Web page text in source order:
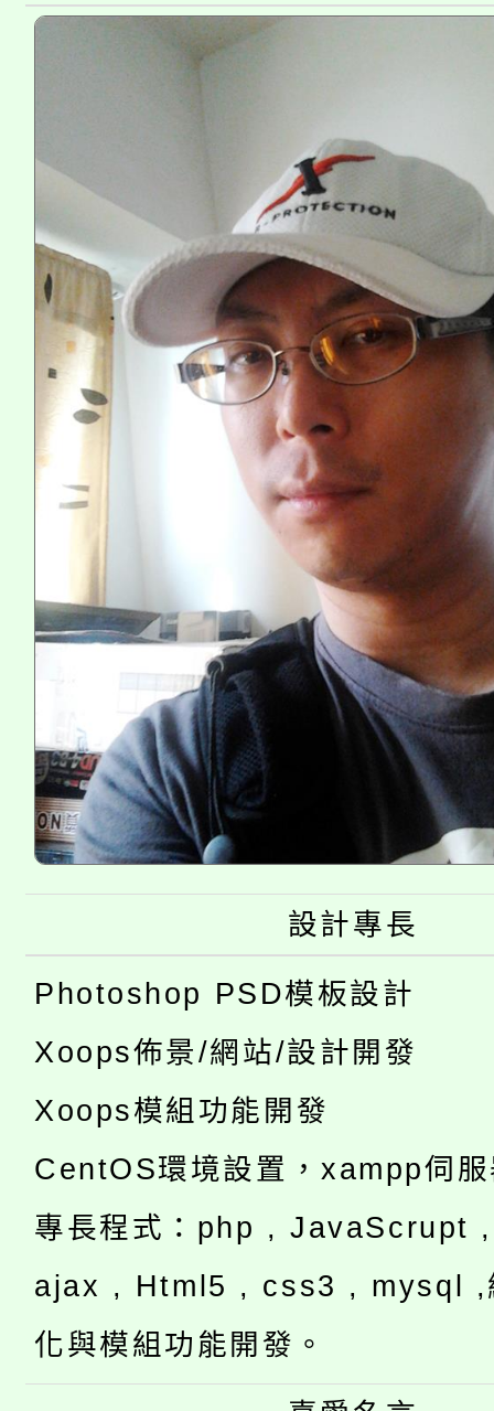
115年食農教育專業人
設計專長
Photoshop PSD模板設計
Xoops佈景/網站/設計開發
Xoops模組功能開發
CentOS環境設置，xampp伺
專長程式：php , JavaScrupt
ajax , Html5 , css3 , mysql ,
化與模組功能開發。